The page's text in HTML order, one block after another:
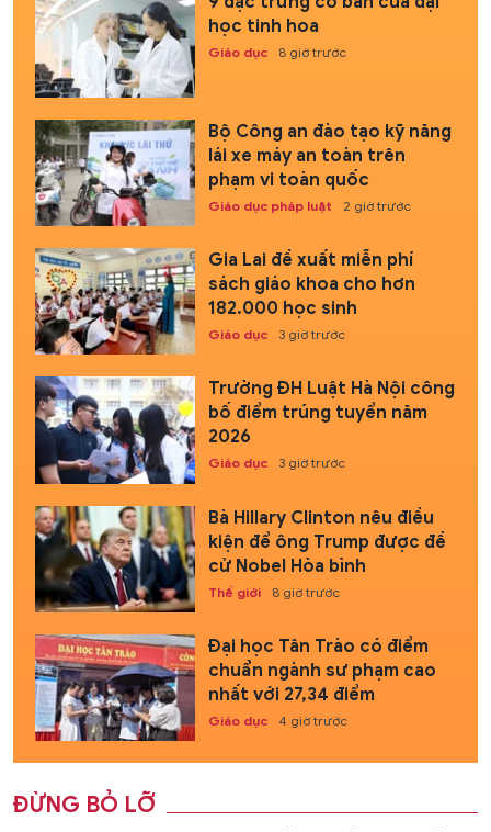
học tinh hoa
Giáo dục 8 giờ trước
Bộ Công an đào tạo kỹ năng
lái xe máy an toàn trên
phạm vi toàn quốc
Giáo dục pháp luật 2 giờ trước
Gia Lai đề xuất miễn phí
sách giáo khoa cho hơn
182.000 học sinh
Giáo dục 3 giờ trước
Trường ĐH Luật Hà Nội công
bố điểm trúng tuyển năm
2026
Giáo dục 3 giờ trước
Bà Hillary Clinton nêu điều
kiện để ông Trump được đề
cử Nobel Hòa bình
Thế giới 8 giờ trước
Đại học Tân Trào có điểm
chuẩn ngành sư phạm cao
nhất với 27,34 điểm
Giáo dục 4 giờ trước
ĐỪNG BỎ LỠ